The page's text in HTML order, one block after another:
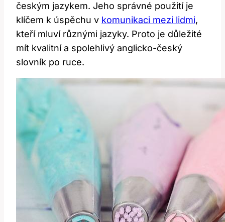
českým jazykem. Jeho ⁤správné použití je
klíčem k úspěchu v komunikaci mezi lidmi,
kteří mluví různými jazyky. Proto je důležité
mít kvalitní a⁤ spolehlivý anglicko-český
slovník po ruce.